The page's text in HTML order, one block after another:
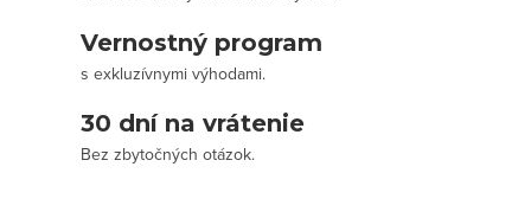
Vernostný program
s exkluzívnymi výhodami.
30 dní na vrátenie
Bez zbytočných otázok.